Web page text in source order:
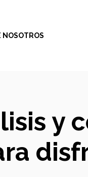
NOSOTROS
y